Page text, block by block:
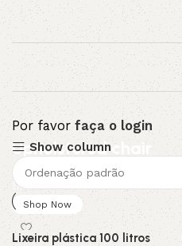
Por favor faça o login
Upholstered chair
Discount 10%
Shop Now
Show column
Lixeira plástica 100 litros